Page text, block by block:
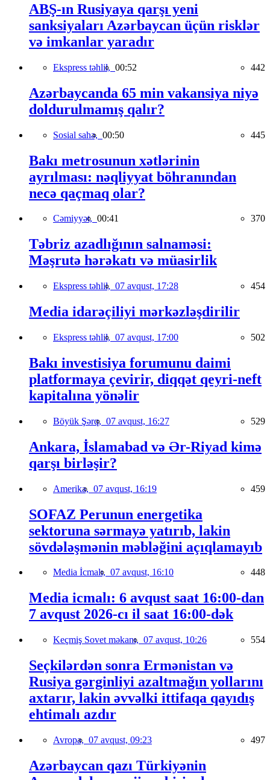
ABŞ-ın Rusiyaya qarşı yeni
sanksiyaları Azərbaycan üçün risklər
və imkanlar yaradır
Ekspress təhlil, 00:52 442
Azərbaycanda 65 min vakansiya niyə
doldurulmamış qalır?
Sosial sahə, 00:50 445
Bakı metrosunun xətlərinin
ayrılması: nəqliyyat böhranından
necə qaçmaq olar?
Cəmiyyət, 00:41 370
Təbriz azadlığının salnaməsi:
Məşrutə hərəkatı və müasirlik
Ekspress təhlil, 07 avqust, 17:28 454
Media idarəçiliyi mərkəzləşdirilir
Ekspress təhlil, 07 avqust, 17:00 502
Bakı investisiya forumunu daimi
platformaya çevirir, diqqət qeyri-neft
kapitalına yönəlir
Böyük Şərq, 07 avqust, 16:27 529
Ankara, İslamabad və Ər-Riyad kimə
qarşı birləşir?
Amerika, 07 avqust, 16:19 459
SOFAZ Perunun energetika
sektoruna sərmayə yatırıb, lakin
sövdələşmənin məbləğini açıqlamayıb
Media İcmalı, 07 avqust, 16:10 448
Media icmalı: 6 avqust saat 16:00-dan
7 avqust 2026-cı il saat 16:00-dək
Keçmiş Sovet məkanı, 07 avqust, 10:26 554
Seçkilərdən sonra Ermənistan və
Rusiya gərginliyi azaltmağın yollarını
axtarır, lakin əvvəlki ittifaqa qayıdış
ehtimalı azdır
Avropa, 07 avqust, 09:23 497
Azərbaycan qazı Türkiyənin